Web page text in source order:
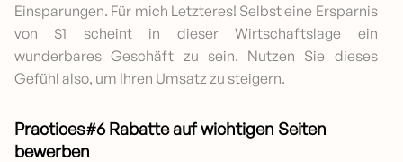
Einsparungen. Für mich Letzteres! Selbst eine Ersparnis
von $1 scheint in dieser Wirtschaftslage ein
wunderbares Geschäft zu sein. Nutzen Sie dieses
Gefühl also, um Ihren Umsatz zu steigern.
Practices#6 Rabatte auf wichtigen Seiten
bewerben